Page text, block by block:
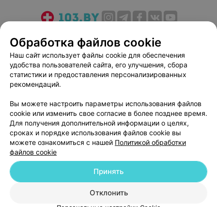
Медицинский маркетинг
Публичный договор
Пользовательское соглашение
Способы оплаты
Вакансии
Партнеры
Написать руководителю 103.by
Персональные настройки cookie
Обработка персональных данных
© 2026 ООО «Артокс Лаб», УНП 191700409| 220012, Республика Беларусь,
г. Минск, улица Толбухина, 2, пом. 16 | help@103.by
Обработка файлов cookie
Наш сайт использует файлы cookie для обеспечения
удобства пользователей сайта, его улучшения, сбора
статистики и предоставления персонализированных
рекомендаций.
Вы можете настроить параметры использования файлов
cookie или изменить свое согласие в более позднее время.
Для получения дополнительной информации о целях,
сроках и порядке использования файлов cookie вы
можете ознакомиться с нашей Политикой обработки
файлов cookie
Отклонить
Принять